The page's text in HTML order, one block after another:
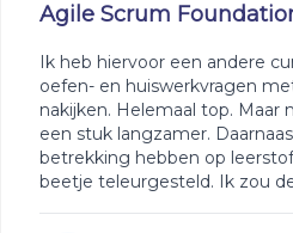
Agile Scrum
Ik heb hiervoor een andere
oefen- en huiswerkvragen
nakijken. Helemaal top.
een stuk langzamer.
betrekking hebben op
beetje teleurgesteld. Ik zou